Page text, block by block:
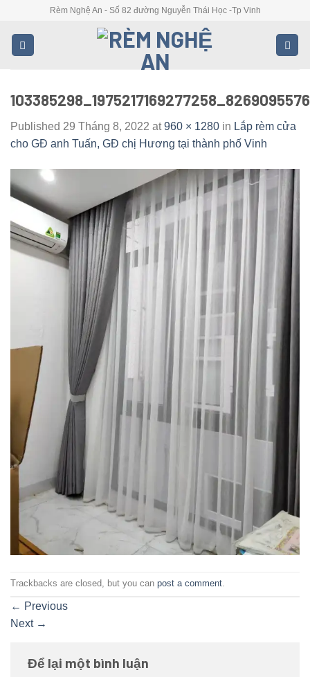
content
Rèm Nghệ An - Số 82 đường Nguyễn Thái Học -Tp Vinh
Published 29 Tháng 8, 2022 at960 × 1280 in Lắp rèm cửa
cho GĐ anh Tuấn, GĐ chị Hương tại thành phố Vinh
Trackbacks are closed, but you can post a comment
← Previous
Next →
Để lại một bình luận